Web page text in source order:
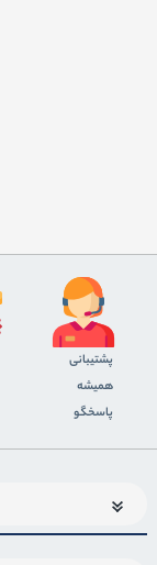
پشتیبانی
همیشه
پاسخگو